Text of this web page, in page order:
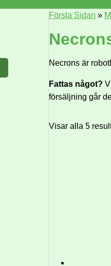
Första Sidan »
Necrons är
Fattas något?
försäljning går
Visar alla 5